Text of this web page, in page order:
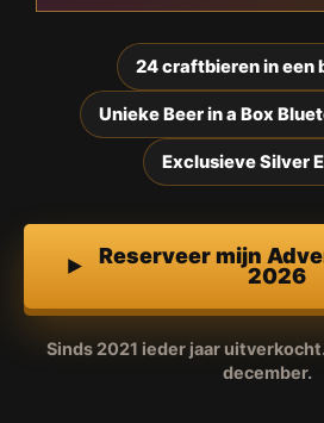
24 craftbieren in een
Unieke Beer in a Box
Exclusieve Silver
Reserveer mijn
2026
Sinds 2021 ieder jaar
december.